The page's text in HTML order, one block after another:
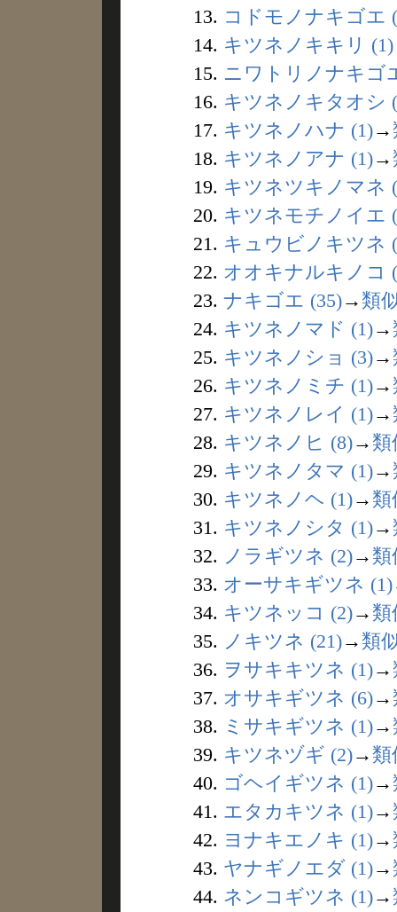
13. コドモノナキゴエ
14. キツネノキキリ (1)
15. ニワトリノナキゴ
16. キツネノキタオシ
17. キツネノハナ (1)→
18. キツネノアナ (1)→
19. キツネツキノマネ
20. キツネモチノイエ
21. キュウビノキツネ
22. オオキナルキノコ
23. ナキゴエ (35)→ 類
24. キツネノマド (1)→
25. キツネノショ (3)→
26. キツネノミチ (1)→
27. キツネノレイ (1)→
28. キツネノヒ (8)→ 類
29. キツネノタマ (1)→
30. キツネノヘ (1)→ 類
31. キツネノシタ (1)→
32. ノラギツネ (2)→ 類
33. オーサキギツネ (1)
34. キツネッコ (2)→ 類
35. ノキツネ (21)→ 類
36. ヲサキキツネ (1)→
37. オサキギツネ (6)→
38. ミサキギツネ (1)→
39. キツネヅギ (2)→ 類
40. ゴヘイギツネ (1)→
41. エタカキツネ (1)→
42. ヨナキエノキ (1)→
43. ヤナギノエダ (1)→
44. ネンコギツネ (1)→